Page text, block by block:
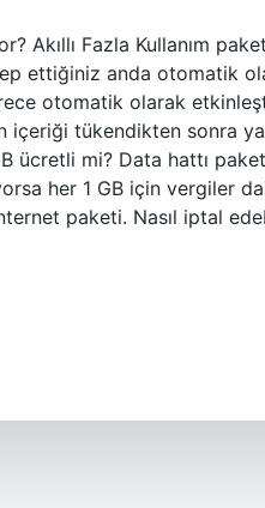
Akıllı Fazla Kullanım
ettiğiniz anda otomatik
otomatik olarak
içeriği tükendikten sonra
ücretli mi? Data hattı
her 1 GB için vergiler
paketi. Nasıl iptal